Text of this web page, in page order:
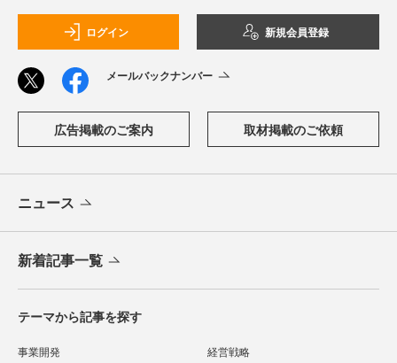
ログイン 新規会員登録
メールバックナンバー
広告掲載のご案内 取材掲載のご依頼
ニュース
新着記事一覧
テーマから記事を探す
事業開発 経営戦略